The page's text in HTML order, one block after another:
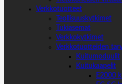
Verkkotuotteet
Teollisuuskytkimet
Tukiasemat
Verkkokytkimet
Verkkotuotteiden
Kuitumoduulit
Kuitukaapelit
E2000